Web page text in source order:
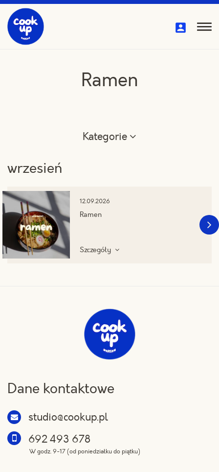
Przejdź
treści
Ramen
Kategorie
wrzesień
12.09.2026
Ramen
Szczegóły
Dane kontaktowe
studio@cookup.pl
692 493 678
W godz. 9-17 (od poniedziałku do piątku)